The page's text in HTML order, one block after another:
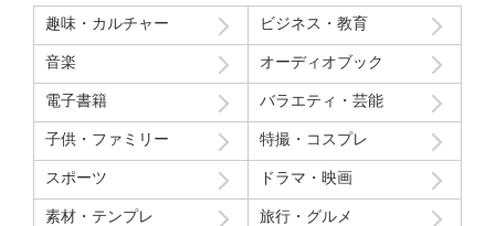
価格の安い順
価格の高い順
月間ランキング
年間ランキング
趣味・カルチャー ビジネス・教育
音楽 オーディオブック
電子書籍 バラエティ・芸能
子供・ファミリー 特撮・コスプレ
スポーツ ドラマ・映画
素材・テンプレ 旅行・グルメ